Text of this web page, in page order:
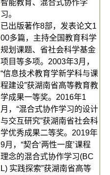
智能教育、混合式协作学
习。
已出版著作8部，发表论文1
00多篇，主持全国教育科学
规划课题、省社会科学基金
项目等多项。2003年3月，
“信息技术教育学新学科与课
程建设”获湖南省高等教育教
学成果一等奖。2016年1
月，“混合式协作学习的设计
与交互研究”获湖南省社会科
学优秀成果二等奖。2019年
9月，“契合‘两性一度’课程
理念的混合式协作学习(BC
L) 实践探索”获湖南省高等